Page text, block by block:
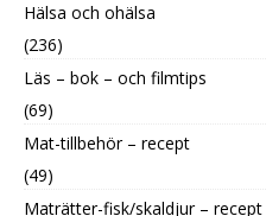
Hälsa och ohälsa
(236)
Läs – bok – och filmtips
(69)
Mat-tillbehör – recept
(49)
Maträtter-fisk/skaldjur – recept